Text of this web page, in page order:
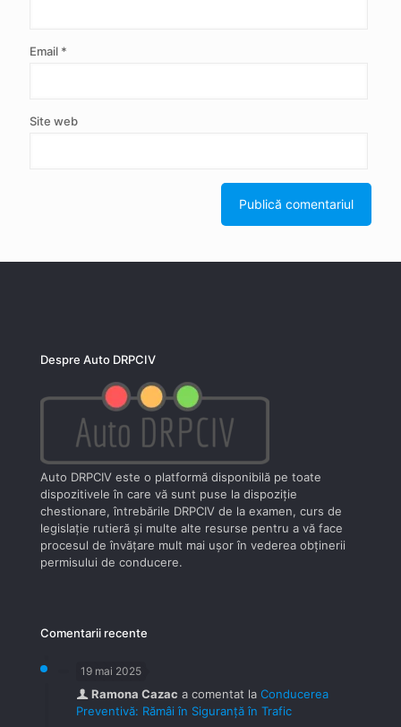
Email *
Site web
Despre Auto DRPCIV
Auto DRPCIV este o platformă disponibilă pe toate
dispozitivele în care vă sunt puse la dispoziţie
chestionare, întrebările DRPCIV de la examen, curs de
legislaţie rutieră şi multe alte resurse pentru a vă face
procesul de învăţare mult mai uşor în vederea obţinerii
permisului de conducere.
Comentarii recente
19 mai 2025
Ramona Cazac a comentat la Conducerea
Preventivă: Rămâi în Siguranță în Trafic